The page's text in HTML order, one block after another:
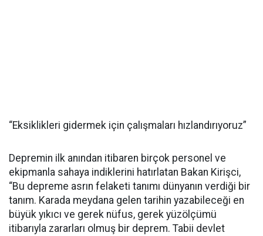
“Eksiklikleri gidermek için çalışmaları hızlandırıyoruz”
Depremin ilk anından itibaren birçok personel ve
ekipmanla sahaya indiklerini hatırlatan Bakan Kirişci,
“Bu depreme asrın felaketi tanımı dünyanın verdiği bir
tanım. Karada meydana gelen tarihin yazabileceği en
büyük yıkıcı ve gerek nüfus, gerek yüzölçümü
itibarıyla zararları olmuş bir deprem. Tabii devlet